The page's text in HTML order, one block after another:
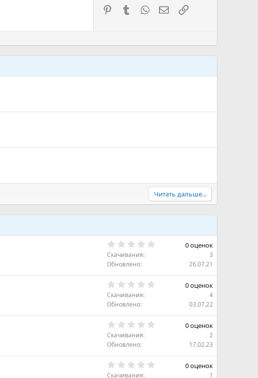
PinterestTumblrWhatsAppЭлектронная почта
Ссылка
Читать дальше...
в
0 оценок
Скачивания
3
Обновлено
26.07.21
в
0 оценок
Скачивания
4
Обновлено
03.07.22
в
0 оценок
Скачивания
2
Обновлено
17.02.23
0 оценок
Скачивания 1